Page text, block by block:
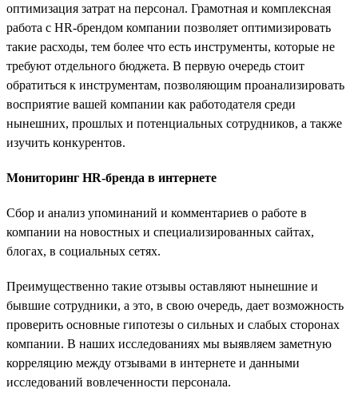
оптимизация затрат на персонал. Грамотная и комплексная
работа с HR-брендом компании позволяет оптимизировать
такие расходы, тем более что есть инструменты, которые не
требуют отдельного бюджета. В первую очередь стоит
обратиться к инструментам, позволяющим проанализировать
восприятие вашей компании как работодателя среди
нынешних, прошлых и потенциальных сотрудников, а также
изучить конкурентов.
Мониторинг HR-бренда в интернете
Сбор и анализ упоминаний и комментариев о работе в
компании на новостных и специализированных сайтах,
блогах, в социальных сетях.
Преимущественно такие отзывы оставляют нынешние и
бывшие сотрудники, а это, в свою очередь, дает возможность
проверить основные гипотезы о сильных и слабых сторонах
компании. В наших исследованиях мы выявляем заметную
корреляцию между отзывами в интернете и данными
исследований вовлеченности персонала.